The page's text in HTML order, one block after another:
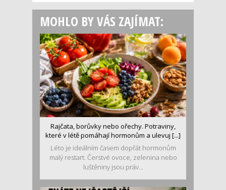
MOHLO BY VÁS ZAJÍMAT:
Rajčata, borůvky nebo ořechy. Potraviny,
které v létě pomáhají hormonům a ulevuj [...]
Léto je ideálním časem dopřát hormonům
malý restart. Čerstvé ovoce, zelenina nebo
luštěniny jsou práv...